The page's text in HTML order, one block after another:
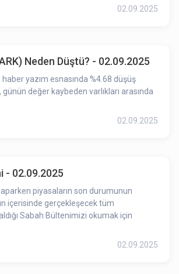
02.09.2025
Neden Düştü? - 02.09.2025
yazım esnasında %4.68 düşüş
değer kaybeden varlıkları arasında
02.09.2025
- 02.09.2025
piyasaların son durumunun
içerisinde gerçekleşecek tüm
Sabah Bültenimizi okumak için
02.09.2025